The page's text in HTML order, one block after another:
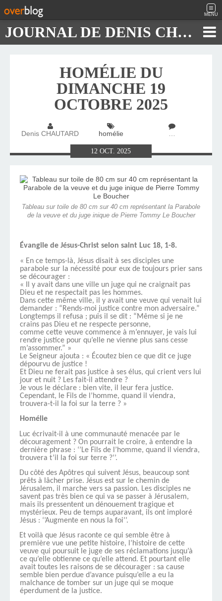
MENU
JOURNAL DE DENIS CHAUTARD
HOMÉLIE DU
DIMANCHE 19
OCTOBRE 2025
Denis CHAUTARD homélie …
12OCT.2025
Tableau sur toile de 80 cm sur 40 cm représentant la Parabole
de la veuve et du juge inique de Pierre Tommy Le Boucher
Évangile de Jésus-Christ selon saint Luc 18, 1-8.
« En ce temps-là, Jésus disait à ses disciples une
parabole sur la nécessité pour eux de toujours prier sans
se décourager :
« Il y avait dans une ville un juge qui ne craignait pas
Dieu et ne respectait pas les hommes.
Dans cette même ville, il y avait une veuve qui venait lui
demander : “Rends-moi justice contre mon adversaire.”
Longtemps il refusa ; puis il se dit : “Même si je ne
crains pas Dieu et ne respecte personne,
comme cette veuve commence à m’ennuyer, je vais lui
rendre justice pour qu’elle ne vienne plus sans cesse
m’assommer.” »
Le Seigneur ajouta : « Écoutez bien ce que dit ce juge
dépourvu de justice !
Et Dieu ne ferait pas justice à ses élus, qui crient vers lui
jour et nuit ? Les fait-il attendre ?
Je vous le déclare : bien vite, il leur fera justice.
Cependant, le Fils de l’homme, quand il viendra,
trouvera-t-il la foi sur la terre ? »
Homélie
Luc écrivait-il à une communauté menacée par le
découragement ? On pourrait le croire, à entendre la
dernière phrase : ‘’Le Fils de l’homme, quand il viendra,
trouvera t’il la foi sur terre ?’’.
Du côté des Apôtres qui suivent Jésus, beaucoup sont
prêts à lâcher prise. Jésus est sur le chemin de
Jérusalem, il marche vers sa passion. Les disciples ne
savent pas très bien ce qui va se passer à Jérusalem,
mais ils pressentent un dénouement tragique et
mystérieux. Peu de temps auparavant, ils ont imploré
Jésus : ‘’Augmente en nous la foi’’.
Et voilà que Jésus raconte ce qui semble être à
première vue une petite histoire, l’histoire de cette
veuve qui poursuit le juge de ses réclamations jusqu’à
ce qu’elle obtienne ce qu’elle attend. Et pourtant elle
avait toutes les raisons de se décourager : sa cause
semble bien perdue d’avance puisqu’elle a eu la
malchance de tomber sur un juge qui se moque
éperdument de la justice.